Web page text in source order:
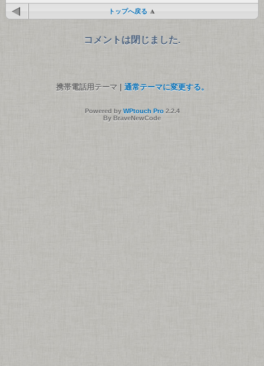
トップへ戻る
コメントは閉じました.
携帯電話用テーマ | 通常テーマに変更する。
Powered by WPtouch Pro2.2.4
By BraveNewCode